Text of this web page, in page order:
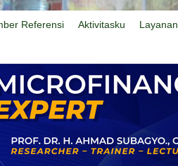
Referensi Aktivitasku Layanan